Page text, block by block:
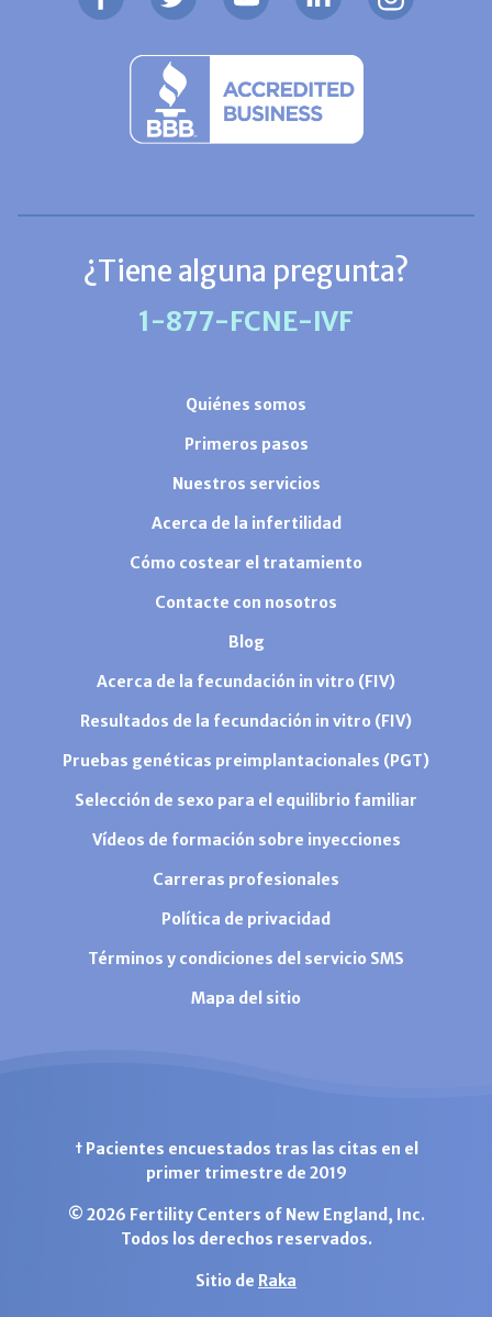
¿Tiene alguna pregunta?
1-877-FCNE-IVF
Quiénes somos
Primeros pasos
Nuestros servicios
Acerca de la infertilidad
Cómo costear el tratamiento
Contacte con nosotros
Blog
Acerca de la fecundación in vitro (FIV)
Resultados de la fecundación in vitro (FIV)
Pruebas genéticas preimplantacionales (PGT)
Selección de sexo para el equilibrio familiar
Vídeos de formación sobre inyecciones
Carreras profesionales
Política de privacidad
Términos y condiciones del servicio SMS
Mapa del sitio
† Pacientes encuestados tras las citas en el
primer trimestre de 2019
© 2026 Fertility Centers of New England, Inc.
Todos los derechos reservados.
Sitio de Raka